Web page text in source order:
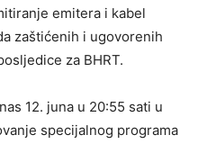
emitera i kabel
zaštićenih i ugovorenih
za BHRT.
12. juna u 20:55 sati u
specijalnog programa